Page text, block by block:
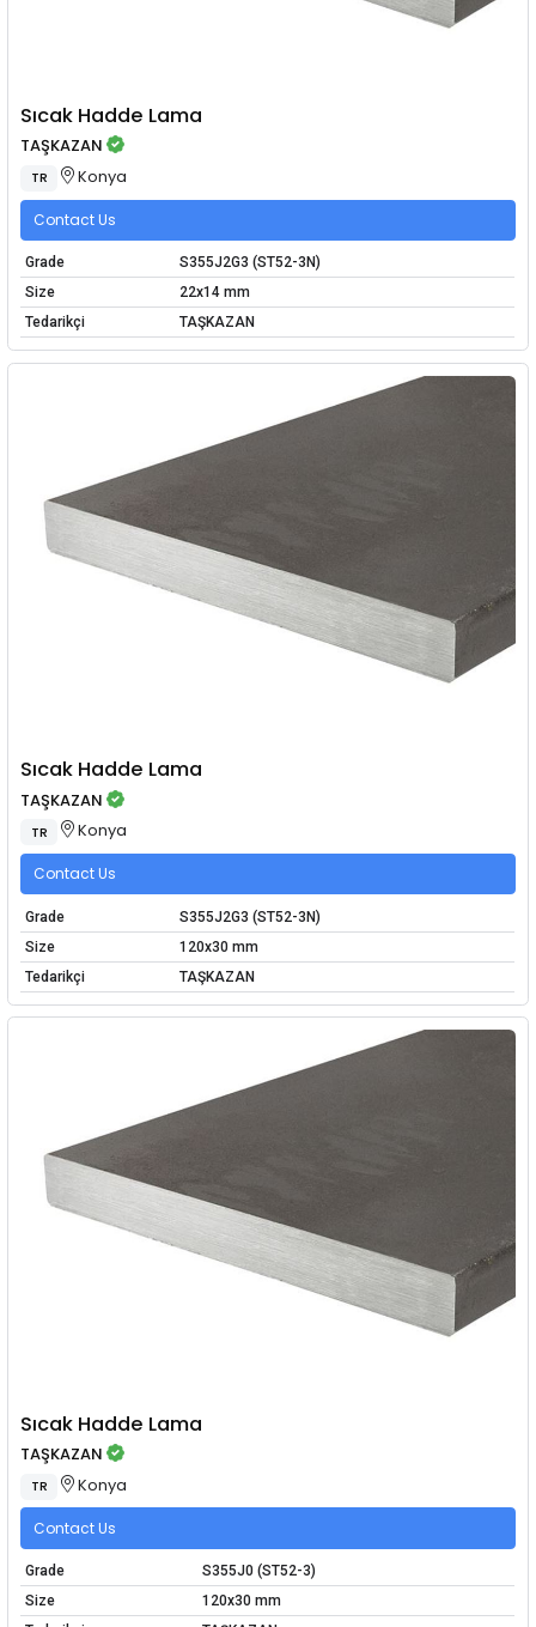
Sıcak Hadde Lama
TAŞKAZAN
TR Konya
Contact Us
Grade
S355J2G3 (ST52-3N)
Size
22x14 mm
Tedarikçi
TAŞKAZAN
Sıcak Hadde Lama
TAŞKAZAN
TR Konya
Contact Us
Grade
S355J2G3 (ST52-3N)
Size
120x30 mm
Tedarikçi
TAŞKAZAN
Sıcak Hadde Lama
TAŞKAZAN
TR Konya
Contact Us
Grade
S355J0 (ST52-3)
Size
120x30 mm